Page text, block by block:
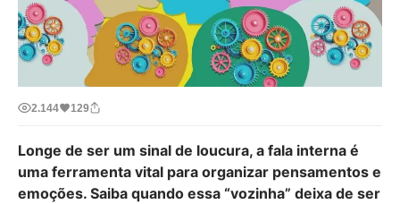
2.144 129
Longe de ser um sinal de loucura, a fala interna é
uma ferramenta vital para organizar pensamentos e
emoções. Saiba quando essa “vozinha” deixa de ser